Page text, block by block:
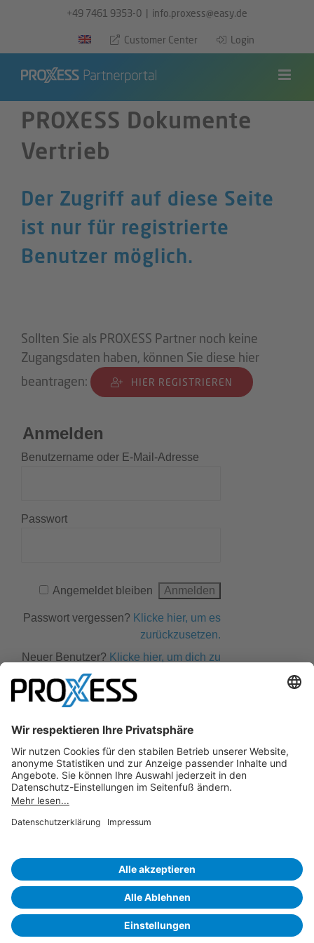
+49 7461 9353-0 | info.proxess@easy.de
Customer Center
Login
PROXESS Dokumente
Vertrieb
Der Zugriff auf diese Seite
ist nur für registrierte
Benutzer möglich.
Sollten Sie als PROXESS Partner noch keine
Zugangsdaten haben, können Sie diese hier
beantragen:
HIER REGISTRIEREN
Anmelden
Benutzername oder E-Mail-Adresse
Passwort
Angemeldet bleiben
Passwort vergessen? Klicke hier, um es
zurückzusetzen.
Neuer Benutzer? Klicke hier, um dich zu
PROXESS und HABEL sind Marken der conrizon AG. conrizon
bietet etablierte Software-Produkte und Dienstleistungen für
verarbeitung, Vertragsmanagement sowie
passende Lösung. Für jede Branche und jede
Unternehmensgröße.
www.conrizon.com
Copyright2026 |Impressum|AGB|Datenschutzerklärung|
Datenschutzeinstellungen